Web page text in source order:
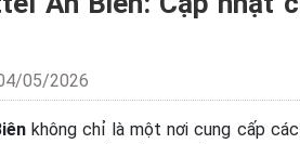
05/2026
không chỉ là một nơi cung cấp